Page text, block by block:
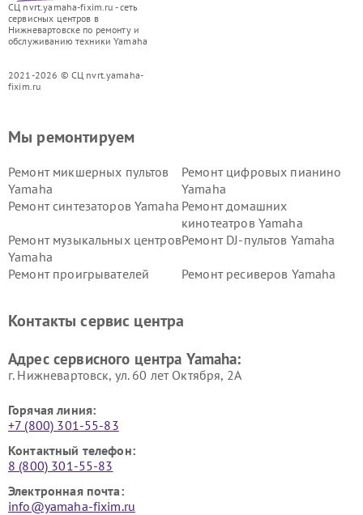
СЦ nvrt.yamaha-fixim.ru - сеть
сервисных центров в
Нижневартовске по ремонту и
обслуживанию техники Yamaha
2021-2026 © СЦ nvrt.yamaha-
fixim.ru
Мы ремонтируем
Ремонт микшерных пультов
Yamaha
Ремонт цифровых пианино
Yamaha
Ремонт синтезаторов Yamaha Ремонт домашних
кинотеатров Yamaha
Ремонт музыкальных центров
Yamaha
Ремонт DJ-пультов Yamaha
Ремонт проигрывателей
Ремонт ресиверов Yamaha
Yamaha
Yamaha
Контакты сервис центра
Адрес сервисного центра Yamaha:
г. Нижневартовск, ул. 60 лет Октября, 2А
Горячая линия:
+7 (800) 301-55-83
Контактный телефон:
8 (800) 301-55-83
Электронная почта:
info@yamaha-fixim.ru